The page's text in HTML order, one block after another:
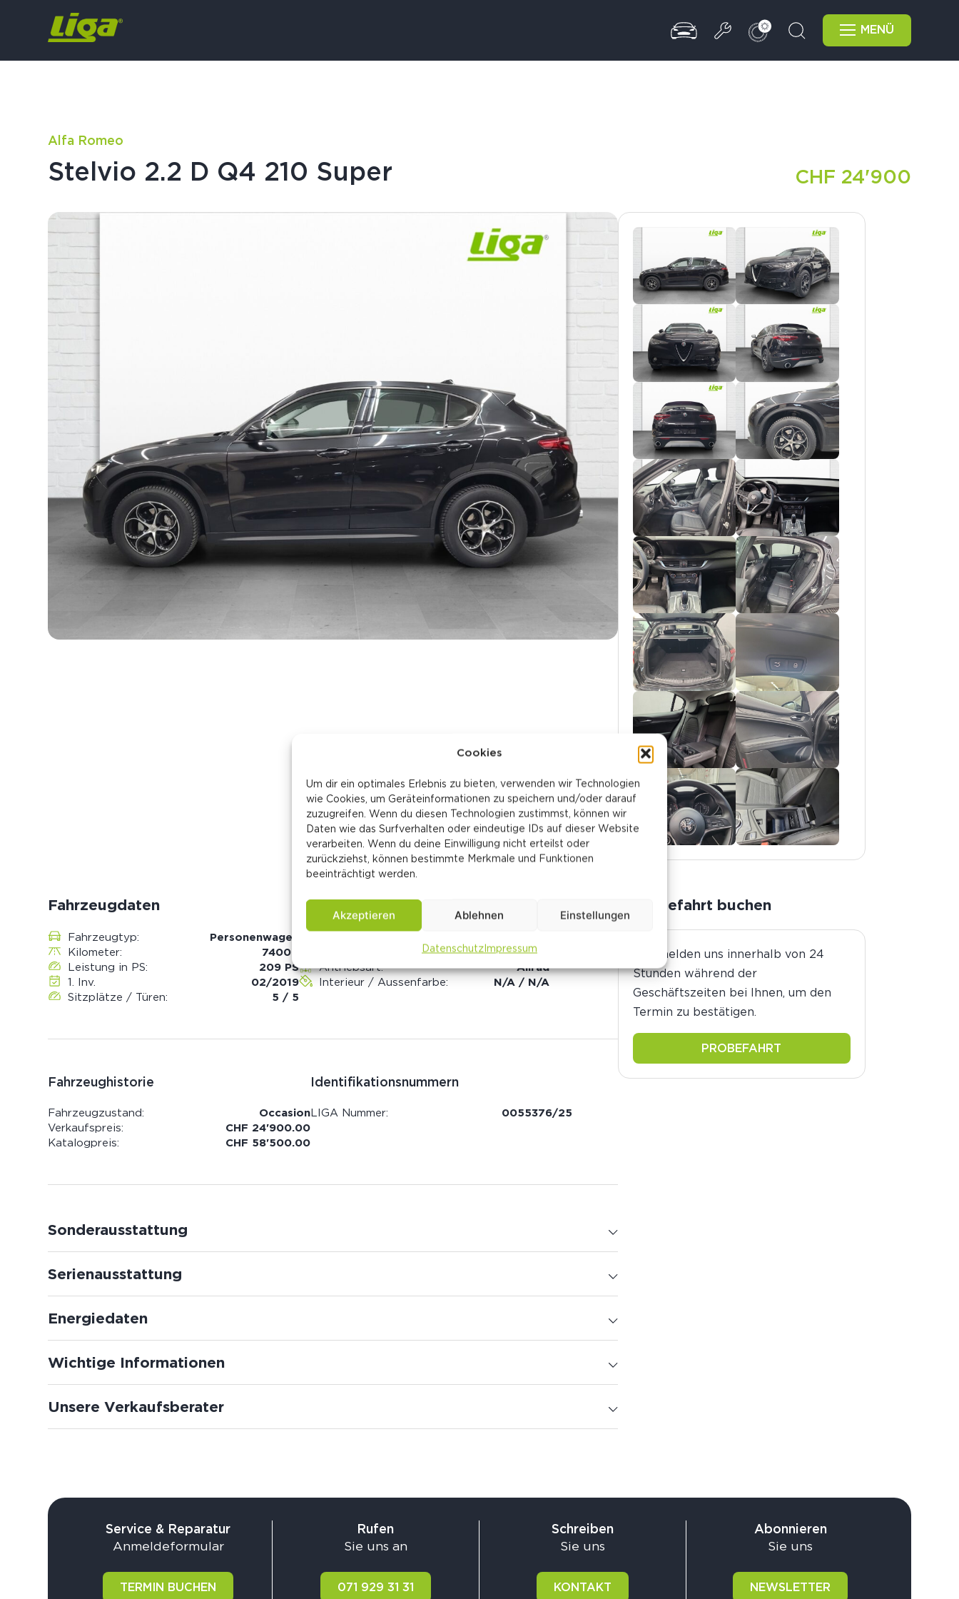
Cookies
Um dir ein optimales Erlebnis zu bieten, verwenden wir Technologien
wie Cookies, um Geräteinformationen zu speichern und/oder darauf
zuzugreifen. Wenn du diesen Technologien zustimmst, können wir
Daten wie das Surfverhalten oder eindeutige IDs auf dieser Website
verarbeiten. Wenn du deine Einwilligung nicht erteilst oder
zurückziehst, können bestimmte Merkmale und Funktionen
beeinträchtigt werden.
Akzeptieren Ablehnen Einstellungen
DatenschutzImpressum
MENÜ
Alfa Romeo
Stelvio 2.2 D Q4 210 Super CHF 24'900
Fahrzeugdaten
Fahrzeugtyp:
Personenwagen
Kilometer:
74000
Leistung in PS:
209 PS
1. Inv.
02/2019
Sitzplätze / Türen:
5 / 5
Diesel
Antriebsart:
Allrad
Interieur / Aussenfarbe:
N/A / N/A
Fahrzeughistorie
Fahrzeugzustand:
Occasion
Verkaufspreis:
CHF 24'900.00
Katalogpreis:
CHF 58'500.00
Identifikationsnummern
LIGA Nummer: 0055376/25
Sonderausstattung
Serienausstattung
Energiedaten
Wichtige Informationen
Unsere Verkaufsberater
Probefahrt buchen
Wir melden uns innerhalb von 24
Stunden während der
Geschäftszeiten bei Ihnen, um den
Termin zu bestätigen.
PROBEFAHRT
Service & Reparatur
Anmeldeformular
TERMIN BUCHEN
Rufen
Sie uns an
071 929 31 31
Schreiben
Sie uns
KONTAKT
Abonnieren
Sie uns
NEWSLETTER